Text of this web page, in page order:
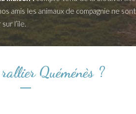
amis les animaux de compagnie ne sont
l’île.
Quéménès ?